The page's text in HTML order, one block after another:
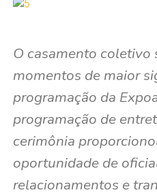
O casamento coletivo
momentos de maior
programação da
programação de
cerimônia
oportunidade de
relacionamentos e